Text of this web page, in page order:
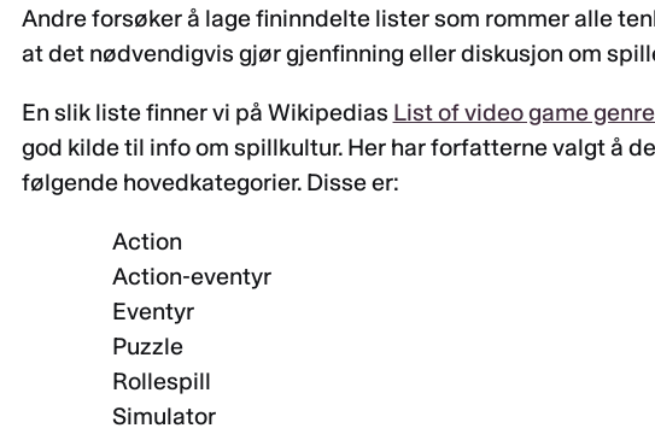
Andre forsøker å lage fininndelte lister som rommer alle
at det nødvendigvis gjør gjenfinning eller diskusjon om
En slik liste finner vi på Wikipedias List of video game
god kilde til info om spillkultur. Her har forfatterne valgt å
følgende hovedkategorier. Disse er:
Action
Action-eventyr
Eventyr
Puzzle
Rollespill
Simulator